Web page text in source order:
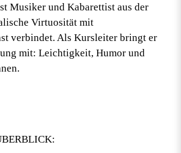
Musiker und Kabarettist aus der
Virtuosität mit
verbindet. Als Kursleiter bringt er
mit: Leichtigkeit, Humor und